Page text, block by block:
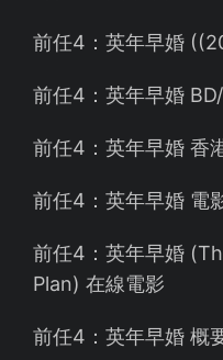
前任4：英年早婚
前任4：英年早婚
前任4：英年早婚 香
前任4：英年早婚 電
前任4：英年早婚
Plan) 在線電影
前任4：英年早婚 概